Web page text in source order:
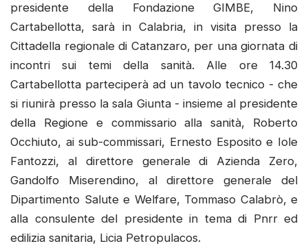
presidente della Fondazione GIMBE, Nino
Cartabellotta, sarà in Calabria, in visita presso la
Cittadella regionale di Catanzaro, per una giornata di
incontri sui temi della sanità. Alle ore 14.30
Cartabellotta parteciperà ad un tavolo tecnico - che
si riunirà presso la sala Giunta - insieme al presidente
della Regione e commissario alla sanità, Roberto
Occhiuto, ai sub-commissari, Ernesto Esposito e Iole
Fantozzi, al direttore generale di Azienda Zero,
Gandolfo Miserendino, al direttore generale del
Dipartimento Salute e Welfare, Tommaso Calabrò, e
alla consulente del presidente in tema di Pnrr ed
edilizia sanitaria, Licia Petropulacos.